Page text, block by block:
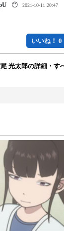
😶 2021-10-11 20:47
いいね！ 0
光太郎の詳細・す